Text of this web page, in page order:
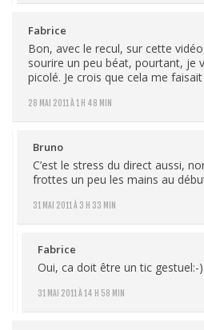
Fabrice
28 MAI 2011 À 1 H 48 MIN
Bon, avec le recul, sur cette
sourire un peu béat, pourtant, je
picolé. Je crois que cela me
Bruno
31 MAI 2011 À 3 H 33 MIN
C’est le stress du direct aussi,
frottes un peu les mains au
Fabrice
31 MAI 2011 À 14 H 58 MIN
Oui, ca doit être un tic gestuel:-)